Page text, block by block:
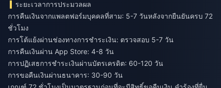
ระยะเวลาการประมวลผล
การคืนเงินจากแพลตฟอร์มบุคคลที่สาม: 5-7 วันหลังจากยืนยันครบ 72
ชั่วโมง
การโต้แย้งผ่านช่องทางการชำระเงิน: ตรวจสอบ 5-7 วัน
การคืนเงินผ่าน App Store: 4-8 วัน
การปฏิเสธการชำระเงินผ่านบัตรเครดิต: 60-120 วัน
การขอคืนเงินผ่านธนาคาร: 30-90 วัน